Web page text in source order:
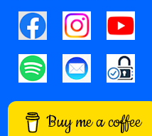
Buy me a coffee